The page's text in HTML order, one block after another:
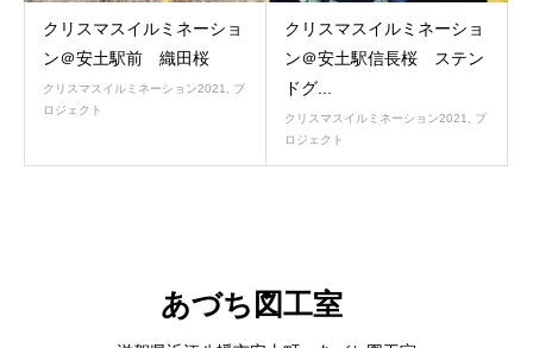
クリスマスイルミネーショ
ン＠安土駅前 織田桜
クリスマスイルミネーション2021, プ
ロジェクト
クリスマスイルミネーショ
ン＠安土駅信長桜 ステン
ドグ...
クリスマスイルミネーション2021, プ
ロジェクト
あづち図工室